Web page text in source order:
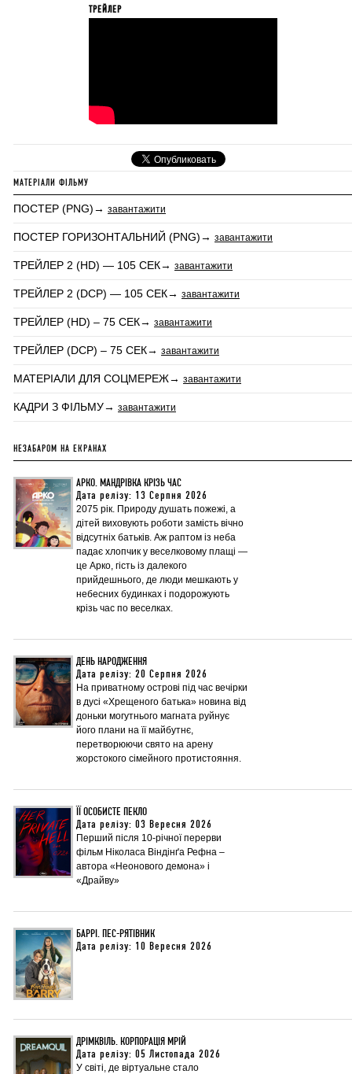
ТРЕЙЛЕР
МАТЕРІАЛИ ФІЛЬМУ
ПОСТЕР (PNG)→ завантажити
ПОСТЕР ГОРИЗОНТАЛЬНИЙ (PNG)→ завантажити
ТРЕЙЛЕР 2 (HD) — 105 СЕК→ завантажити
ТРЕЙЛЕР 2 (DCP) — 105 СЕК→ завантажити
ТРЕЙЛЕР (HD) – 75 СЕК→ завантажити
ТРЕЙЛЕР (DCP) – 75 СЕК→ завантажити
МАТЕРІАЛИ ДЛЯ СОЦМЕРЕЖ→ завантажити
КАДРИ З ФІЛЬМУ→ завантажити
НЕЗАБАРОМ НА ЕКРАНАХ
АРКО. МАНДРІВКА КРІЗЬ ЧАС
Дата релізу: 13 Серпня 2026
2075 рік. Природу душать пожежі, а
дітей виховують роботи замість вічно
відсутніх батьків. Аж раптом із неба
падає хлопчик у веселковому плащі —
це Арко, гість із далекого
прийдешнього, де люди мешкають у
небесних будинках і подорожують
крізь час по веселках.
ДЕНЬ НАРОДЖЕННЯ
Дата релізу: 20 Серпня 2026
На приватному острові під час вечірки
в дусі «Хрещеного батька» новина від
доньки могутнього магната руйнує
його плани на її майбутнє,
перетворюючи свято на арену
жорстокого сімейного протистояння.
ЇЇ ОСОБИСТЕ ПЕКЛО
Дата релізу: 03 Вересня 2026
Перший після 10-річної перерви
фільм Ніколаса Віндінґа Рефна –
автора «Неонового демона» і
«Драйву»
БАРРІ. ПЕС-РЯТІВНИК
Дата релізу: 10 Вересня 2026
ДРІМКВІЛЬ. КОРПОРАЦІЯ МРІЙ
Дата релізу: 05 Листопада 2026
У світі, де віртуальне стало